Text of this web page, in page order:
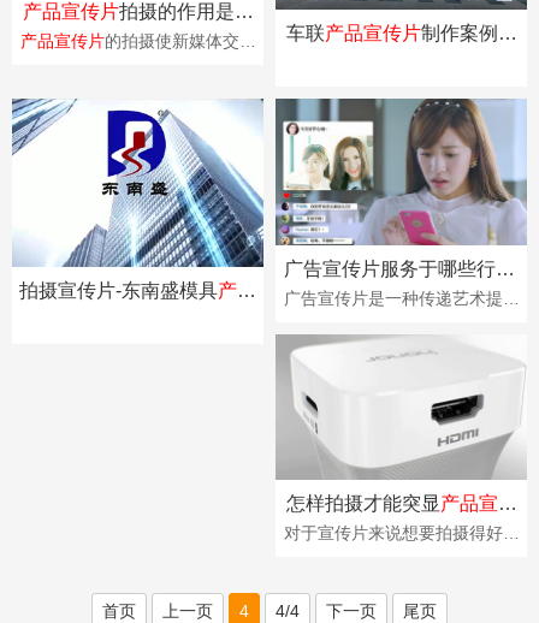
产品宣传片拍摄的作用是宣
传产品！
产品宣传片的拍摄使新媒体交流
处于同等地位，而···
车联产品宣传片制作案例分
拍摄宣传片-东南盛模具产品
广告宣传片服务于哪些行业,
对企业来说有何优势?
广告宣传片是一种传递艺术提升
一。意义在于所见即所得，通过
怎样拍摄才能突显产品宣传
片的特点？
对于宣传片来说想要拍摄得好就
的创意策划来帮助···
首页 上一页 4 4/4 下一页 尾页